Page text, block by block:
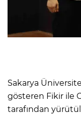
Sakarya
gösteren Fikir ile
tarafından